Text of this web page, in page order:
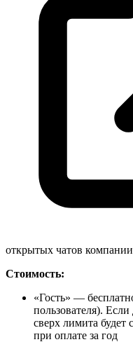
открытых чатов
Стоимость:
«Гость» —
пользователя).
сверх лимита будет
при оплате за год